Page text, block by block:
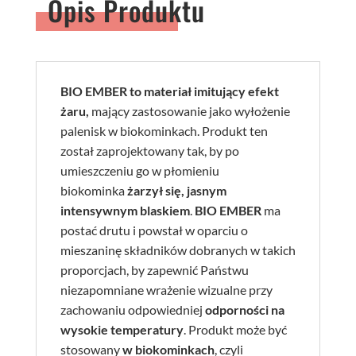
Opis Produktu
BIO EMBER to materiał imitujący efekt
żaru, mający zastosowanie jako wyłożenie
palenisk w biokominkach. Produkt ten
został zaprojektowany tak, by po
umieszczeniu go w płomieniu
biokominkażarzył się, jasnym
intensywnym blaskiem. BIO EMBERma
postać drutu i powstał w oparciu o
mieszaninę składników dobranych w takich
proporcjach, by zapewnić Państwu
niezapomniane wrażenie wizualne przy
zachowaniu odpowiedniej odporności na
wysokie temperatury. Produkt może być
stosowanyw biokominkach, czyli